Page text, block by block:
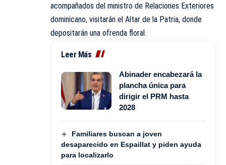
acompañados del ministro de Relaciones Exteriores
dominicano, visitarán el Altar de la Patria, donde
depositarán una ofrenda floral.
Leer Más
Abinader encabezará la
plancha única para
dirigir el PRM hasta
2028
Familiares buscan a joven
desaparecido en Espaillat y piden ayuda
para localizarlo